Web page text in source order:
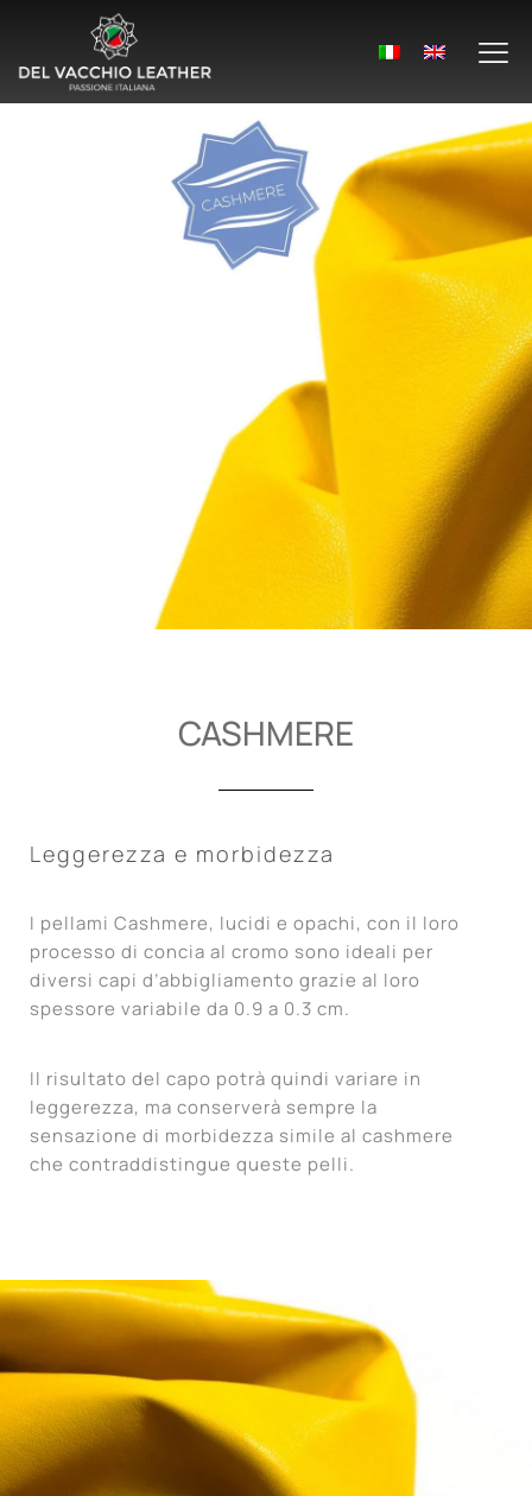
CASHMERE
Leggerezza e morbidezza
I pellami Cashmere, lucidi e opachi, con il loro
processo di concia al cromo sono ideali per
diversi capi d’abbigliamento grazie al loro
spessore variabile da 0.9 a 0.3 cm.
Il risultato del capo potrà quindi variare in
leggerezza, ma conserverà sempre la
sensazione di morbidezza simile al cashmere
che contraddistingue queste pelli.